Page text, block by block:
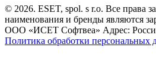
© 2026. ESET, spol. s r.o. Все права
наименования и бренды являются
ООО «ИСЕТ Софтвеа» Адрес:
Политика обработки персональных